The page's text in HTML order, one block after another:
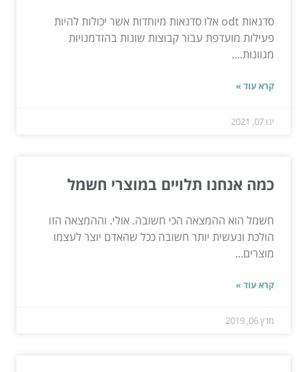
סדנאות odt אלו סדנאות מיוחדות אשר יכולות להיות
פעילות מועדפת עבור קבוצות שונות בהזדמנויות
מגוונות....
קרא עוד »
ינו 07, 2021
כמה אנחנו תלויים במוצרי חשמל
חשמל הוא ההמצאה הכי חשובה. אולי. וההמצאה הזו
הולכת ונעשית יותר חשובה ככל שהאדם יוצר לעצמו
מוצרים...
קרא עוד »
מרץ 06, 2019